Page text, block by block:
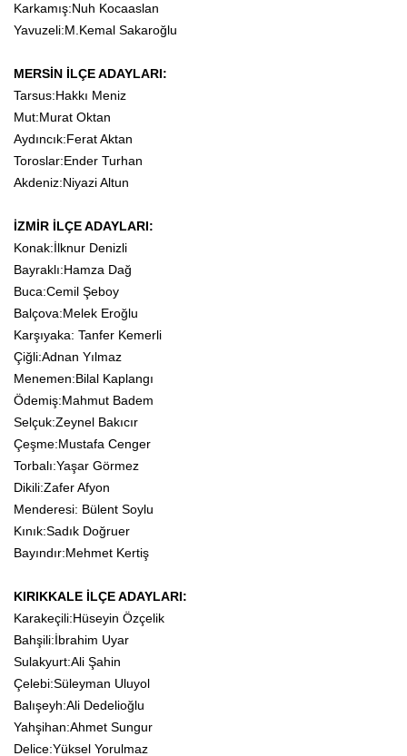
Karkamış:Nuh Kocaaslan
Yavuzeli:M.Kemal Sakaroğlu
MERSİN İLÇE ADAYLARI:
Tarsus:Hakkı Meniz
Mut:Murat Oktan
Aydıncık:Ferat Aktan
Toroslar:Ender Turhan
Akdeniz:Niyazi Altun
İZMİR İLÇE ADAYLARI:
Konak:İlknur Denizli
Bayraklı:Hamza Dağ
Buca:Cemil Şeboy
Balçova:Melek Eroğlu
Karşıyaka: Tanfer Kemerli
Çiğli:Adnan Yılmaz
Menemen:Bilal Kaplangı
Ödemiş:Mahmut Badem
Selçuk:Zeynel Bakıcır
Çeşme:Mustafa Cenger
Torbalı:Yaşar Görmez
Dikili:Zafer Afyon
Menderesi: Bülent Soylu
Kınık:Sadık Doğruer
Bayındır:Mehmet Kertiş
KIRIKKALE İLÇE ADAYLARI:
Karakeçili:Hüseyin Özçelik
Bahşili:İbrahim Uyar
Sulakyurt:Ali Şahin
Çelebi:Süleyman Uluyol
Balışeyh:Ali Dedelioğlu
Yahşihan:Ahmet Sungur
Delice:Yüksel Yorulmaz